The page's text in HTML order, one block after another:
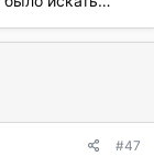
#47